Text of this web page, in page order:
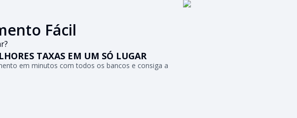
Fácil
TAXAS EM UM SÓ LUGAR
em minutos com todos os bancos e consiga a